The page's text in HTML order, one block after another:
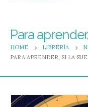
Para
HOME LIBRERÍA
PARA APRENDER, SI LA